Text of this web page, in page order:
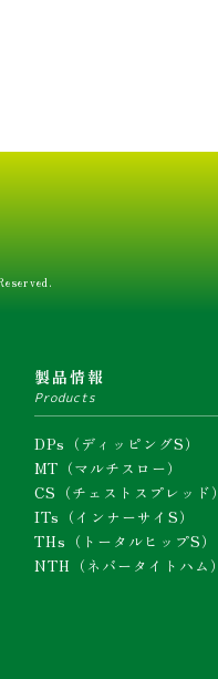
製品情報
Products
DPs（ディッピングS）
MT（マルチスロー）
CS（チェストスプレッド）
ITs（インナーサイS）
THs（トータルヒップS）
NTH（ネバータイトハム）